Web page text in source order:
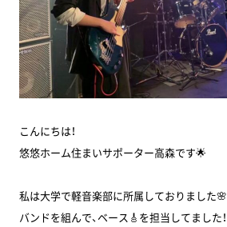
こんにちは！
悠悠ホーム住まいサポーター高森です🌟
私は大学で軽音楽部に所属しておりました🌸
バンドを組んで、ベース🎸を担当してました！